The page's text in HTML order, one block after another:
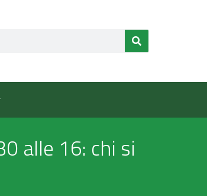
alle 16: chi si